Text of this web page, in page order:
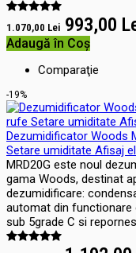
1.070,00 Lei 993,00
Adaugă în Coş
Comparaţie
-19%
Dezumidificator Woods
Setare umiditate Afisaj
MRD20G este noul
gama Woods, destinat
dezumidificare:
automat din functionare
sub 5grade C si